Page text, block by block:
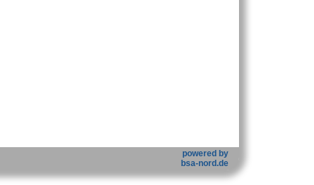
powered by
bsa-nord.de